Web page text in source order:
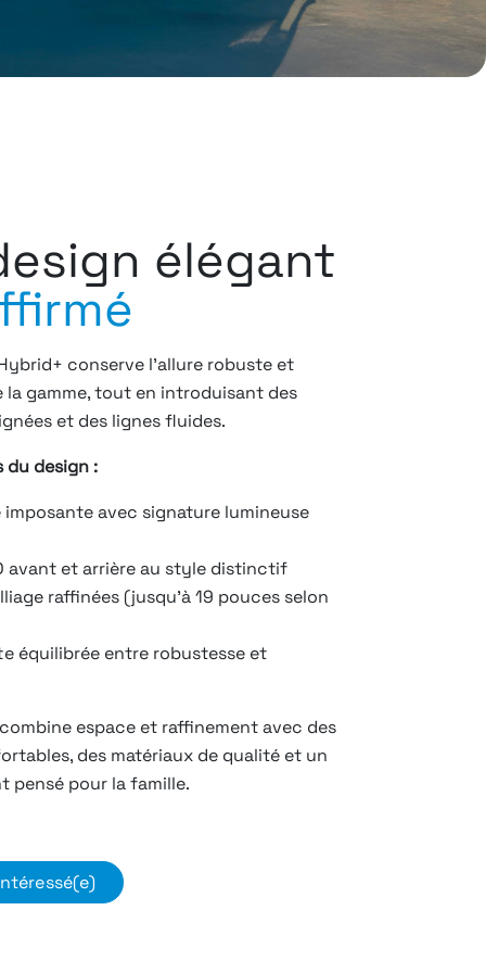
élégant
conserve l’allure robuste et
la gamme, tout en introduisant des
et des lignes fluides.
design :
imposante avec signature lumineuse
avant et arrière au style distinctif
raffinées (jusqu’à 19 pouces selon
équilibrée entre robustesse et
espace et raffinement avec des
des matériaux de qualité et un
pensé pour la famille.